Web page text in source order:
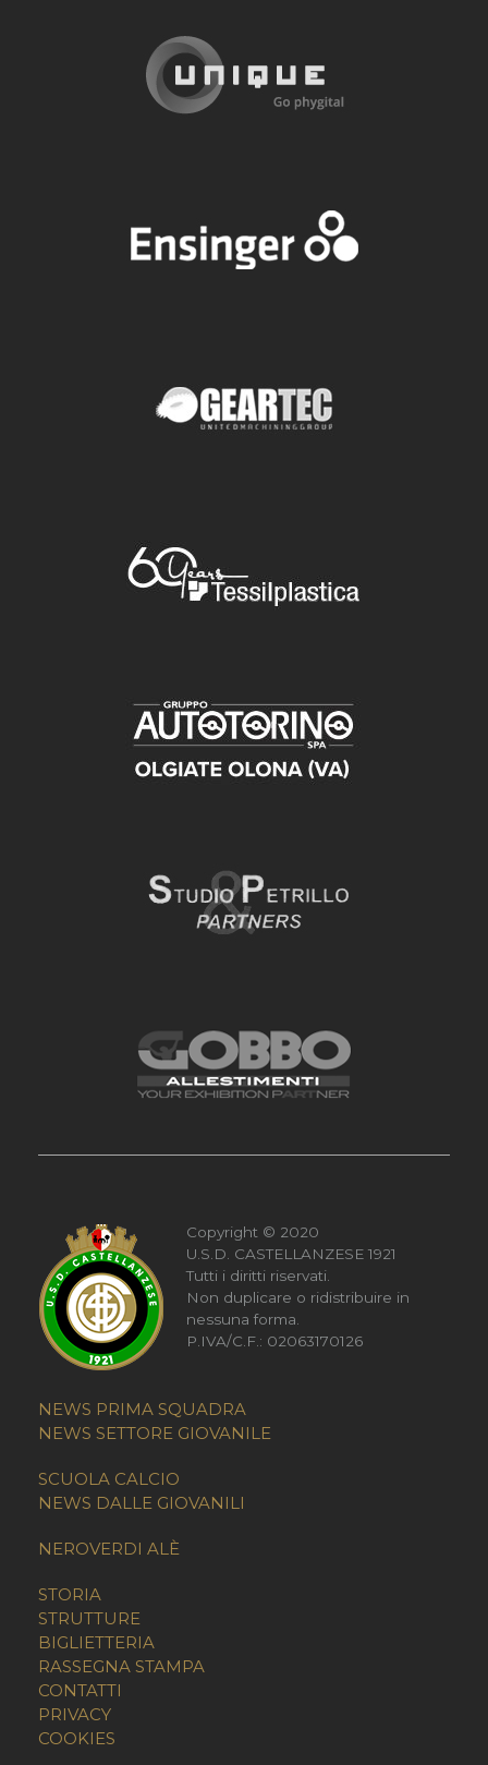
Copyright © 2020
U.S.D. CASTELLANZESE 1921
Tutti i diritti riservati.
Non duplicare o ridistribuire in
nessuna forma.
P.IVA/C.F.: 02063170126
NEWS PRIMA SQUADRA
NEWS SETTORE GIOVANILE
SCUOLA CALCIO
NEWS DALLE GIOVANILI
NEROVERDI ALÈ
STORIA
STRUTTURE
BIGLIETTERIA
RASSEGNA STAMPA
CONTATTI
PRIVACY
COOKIES